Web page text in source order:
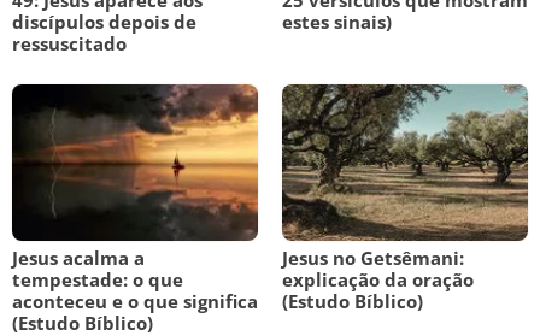
discípulos depois de
ressuscitado
estes sinais)
Jesus acalma a
tempestade: o que
aconteceu e o que significa
(Estudo Bíblico)
Jesus no Getsêmani:
explicação da oração
(Estudo Bíblico)